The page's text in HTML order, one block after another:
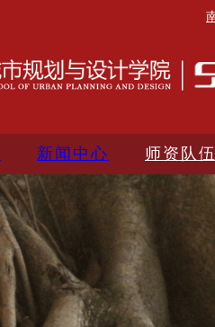
新闻中心 师资队